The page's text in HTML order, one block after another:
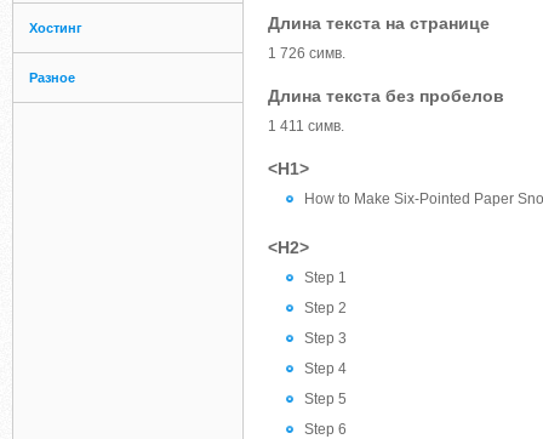
Хостинг
Разное
Длина текста на странице
1 726 симв.
Длина текста без пробелов
1 411 симв.
<H1>
How to Make Six-Pointed Paper
<H2>
Step 1
Step 2
Step 3
Step 4
Step 5
Step 6